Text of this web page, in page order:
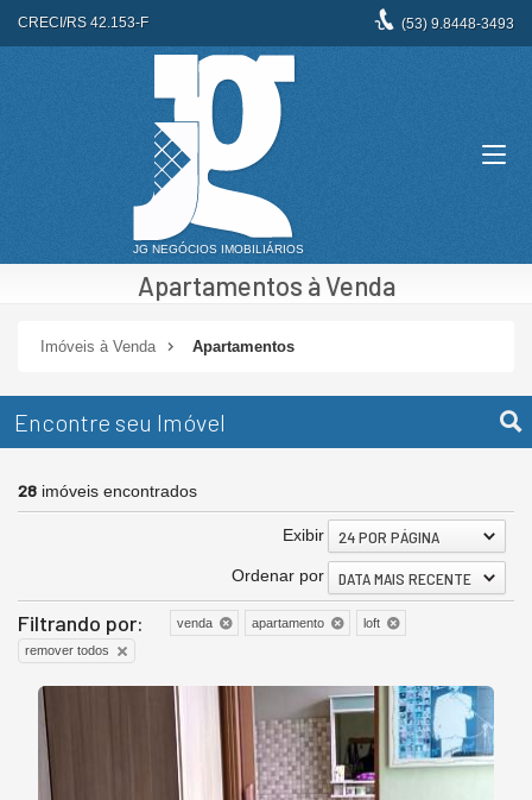
CRECI/RS 42.153-F (53) 9.8448-3493
Apartamentos à Venda
Imóveis à Venda Apartamentos
Encontre seu Imóvel
28 imóveis encontrados
Exibir 24 POR PÁGINA
Ordenar por DATA MAIS RECENTE
Filtrando por: venda apartamento
loft
remover todos